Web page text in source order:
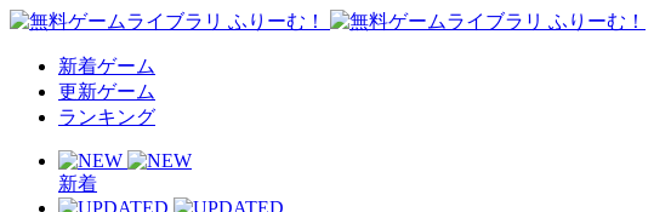
新着ゲーム
更新ゲーム
ランキング
新着